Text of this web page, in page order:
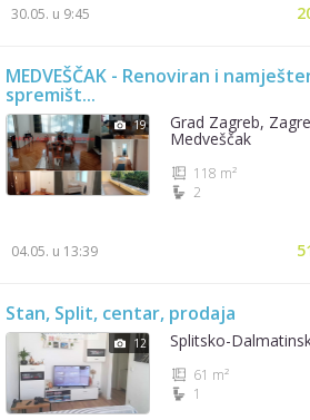
30.05. u 9:45
MEDVEŠČAK - Renoviran i
spremišt...
19 Grad Zagreb,
Medveščak
118 m²
2
04.05. u 13:39
Stan, Split, centar, prodaja
12 Splitsko-
61 m²
1